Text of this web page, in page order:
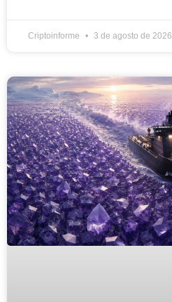
Criptoinforme 3 de agosto de 2026